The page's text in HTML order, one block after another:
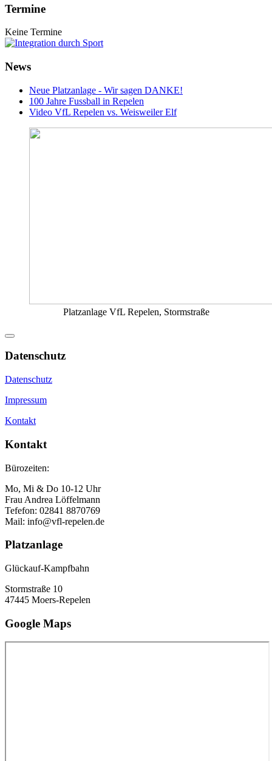
Termine
Keine Termine
News
Neue Platzanlage - Wir sagen DANKE!
100 Jahre Fussball in Repelen
Video VfL Repelen vs. Weisweiler Elf
Platzanlage VfL Repelen, Stormstraße
Datenschutz
Datenschutz
Impressum
Kontakt
Kontakt
Bürozeiten:
Mo, Mi & Do 10-12 Uhr
Frau Andrea Löffelmann
Tefefon: 02841 8870769
Mail: info@vfl-repelen.de
Platzanlage
Glückauf-Kampfbahn
Stormstraße 10
47445 Moers-Repelen
Google Maps